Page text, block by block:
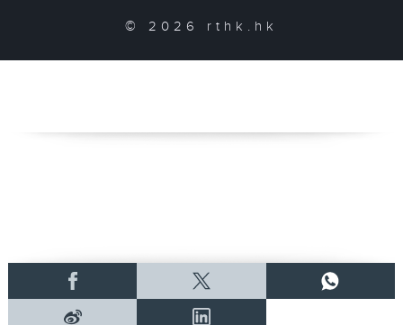
© 2026 rthk.hk